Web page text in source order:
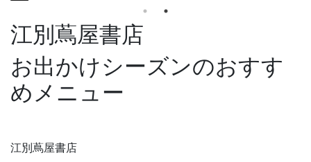
江別蔦屋書店
お出かけシーズンのおすす
めメニュー
江別蔦屋書店